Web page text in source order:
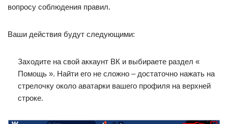
вопросу соблюдения правил.
Ваши действия будут следующими:
Заходите на свой аккаунт ВК и выбираете раздел «
Помощь ». Найти его не сложно – достаточно нажать на
стрелочку около аватарки вашего профиля на верхней
строке.